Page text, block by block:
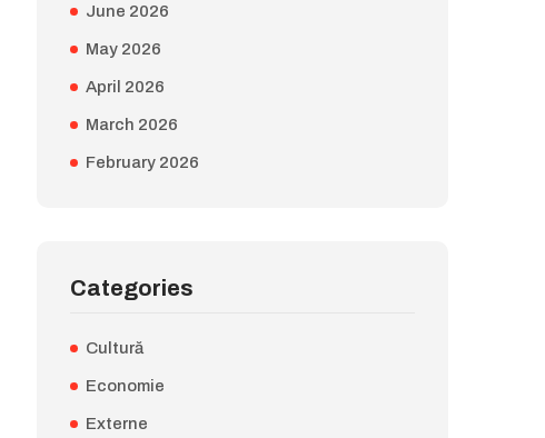
June 2026
May 2026
April 2026
March 2026
February 2026
Categories
Cultură
Economie
Externe